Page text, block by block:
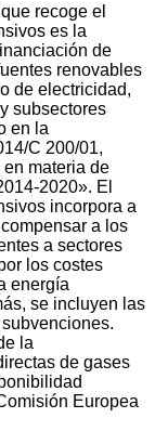
recoge el
es la
de
renovables
de electricidad,
subsectores
en la
C 200/01,
materia de
2020». El
incorpora a
a los
a sectores
los costes
energía
se incluyen las
la
de gases
Europea